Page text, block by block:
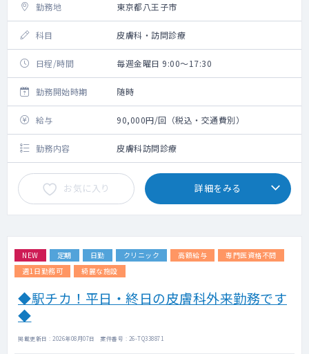
勤務地 東京都八王子市
科目 皮膚科・訪問診療
日程/時間 毎週金曜日 9:00～17:30
勤務開始時期 随時
給与 90,000円/回（税込・交通費別）
勤務内容 皮膚科訪問診療
お気に入り 詳細をみる
NEW 定期 日勤 クリニック 高額給与
専門医資格不問
週1日勤務可
綺麗な施設
◆駅チカ！平日・終日の皮膚科外来勤務です
◆
掲載更新日 : 2026年08月07日 案件番号 : 26-TQ338871